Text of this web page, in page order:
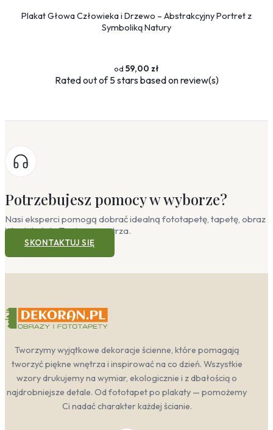
Plakat Głowa Człowieka i Drzewo – Abstrakcyjny Portret z
Symboliką Natury
59,00 zł
Ratedout of 5 stars based onreview(s)
Potrzebujesz pomocy w wyborze?
Nasi eksperci pomogą dobrać idealną fototapetę, tapetę, obraz
lub plakat do Twojego wnętrza.
SKONTAKTUJ SIĘ
Tworzymy wyjątkowe dekoracje ścienne, które pomagają
tworzyć piękne wnętrza i inspirować na co dzień. Wszystkie
wzory drukujemy na wymiar, ekologicznie i z dbałością o
najdrobniejsze detale. Od fototapet po plakaty — pomożemy
Ci nadać charakter każdej ścianie.